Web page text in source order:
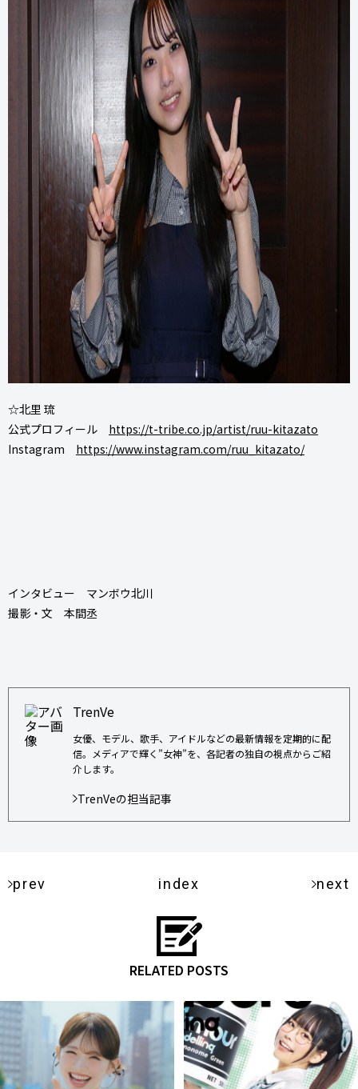
☆北里 琉
公式プロフィール https://t-tribe.co.jp/artist/ruu-kitazato
Instagram https://www.instagram.com/ruu_kitazato/
インタビュー マンボウ北川
撮影・文 本間丞
TrenVe
女優、モデル、歌手、アイドルなどの最新情報を定期的に配
信。メディアで輝く”女神”を、各記者の独自の視点からご紹
介します。
TrenVeの担当記事
prev index next
RELATED POSTS